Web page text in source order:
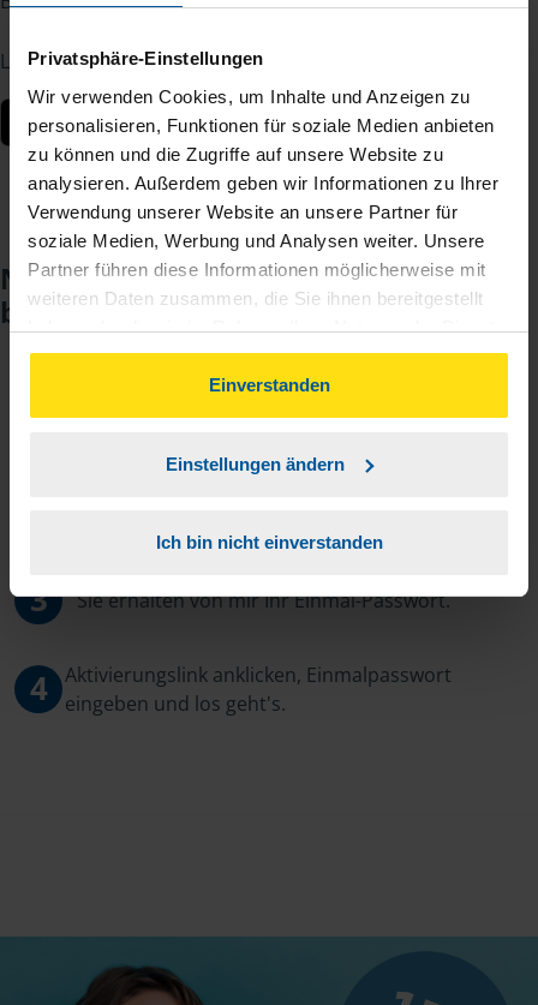
Privatsphäre-Einstellungen
Wir verwenden Cookies, um Inhalte und Anzeigen zu
personalisieren, Funktionen für soziale Medien anbieten
zu können und die Zugriffe auf unsere Website zu
analysieren. Außerdem geben wir Informationen zu Ihrer
Verwendung unserer Website an unsere Partner für
soziale Medien, Werbung und Analysen weiter. Unsere
Partner führen diese Informationen möglicherweise mit
weiteren Daten zusammen, die Sie ihnen bereitgestellt
haben oder die sie im Rahmen Ihrer Nutzung der Dienste
gesammelt haben. Indem Sie auf Einverstanden klicken,
können Sie der Verwendung von Cookies, gemäß
unserer➔ Datenschutzrichtliniezustimmen.
Einverstanden
Einstellungen ändern
Ich bin nicht einverstanden
Laden Sie die App kostenlos herunter:
Noch keinen Zugang? So einfach
beantragen Sie ihn.
1
3 Sie erhalten von mir Ihr Einmal-Passwort.
4
Aktivierungslink anklicken, Einmalpasswort
eingeben und los geht's.